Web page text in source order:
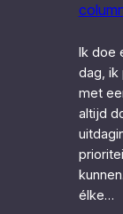
Ik doe
dag, ik
met
altijd
élke…